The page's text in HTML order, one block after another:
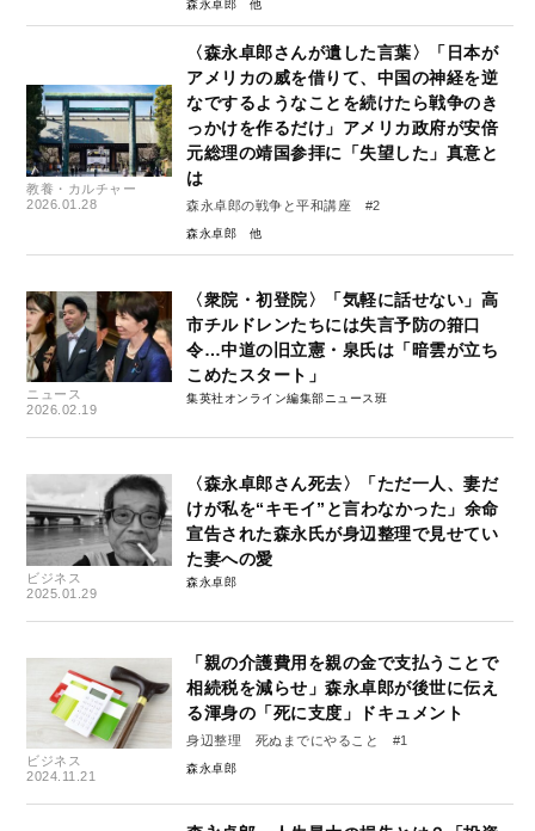
森永卓郎
教養・カルチャー
2026.01.28
〈森永卓郎さんが遺した言葉〉「日本が
アメリカの威を借りて、中国の神経を逆
なでするようなことを続けたら戦争のき
っかけを作るだけ」アメリカ政府が安倍
元総理の靖国参拝に「失望した」真意と
は
森永卓郎の戦争と平和講座 #2
森永卓郎
ニュース
2026.02.19
〈衆院・初登院〉「気軽に話せない」高
市チルドレンたちには失言予防の箝口
令…中道の旧立憲・泉氏は「暗雲が立ち
こめたスタート」
集英社オンライン編集部ニュース班
ビジネス
2025.01.29
〈森永卓郎さん死去〉「ただ一人、妻だ
けが私を“キモイ”と言わなかった」余命
宣告された森永氏が身辺整理で見せてい
た妻への愛
森永卓郎
ビジネス
2024.11.21
「親の介護費用を親の金で支払うことで
相続税を減らせ」森永卓郎が後世に伝え
る渾身の「死に支度」ドキュメント
身辺整理 死ぬまでにやること #1
森永卓郎